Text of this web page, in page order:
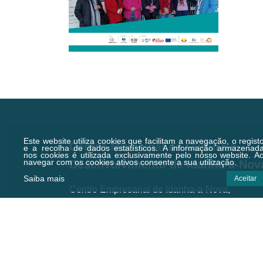
Este website utiliza cookies que facilitam a navegação, o
e a recolha de dados estatísticos.A informação armazenada
nos cookies é utilizada exclusivamente pelo nosso website.
navegar com os cookies ativos consente a sua utilização.
Saiba mais
Aceitar
Centro Municipal de Cultura e
Desenvolvimento de Idanha-a-
Centro Empresarial de Idanha-a-Nova,